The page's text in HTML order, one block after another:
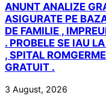
ANUNT ANALIZE
ASIGURATE PE
DE FAMILIE ,
. PROBELE SE IAU
, SPITAL
GRATUIT .
3 August, 2026